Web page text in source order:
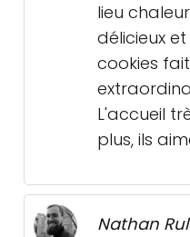
lieu
délicieux
cookies
L'accueil
plus, ils
Nathan